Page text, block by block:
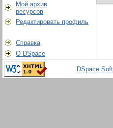
Мой архив
ресурсов
Редактировать профиль
Справка
О DSpace
DSpace